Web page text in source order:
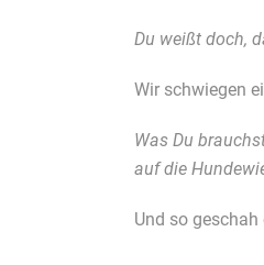
Du weißt doch,
Wir schwiegen
Was Du
auf die
Und so geschah